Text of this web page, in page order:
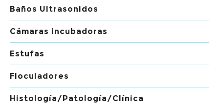
Baños Ultrasonidos
Cámaras incubadoras
Estufas
Floculadores
Histología/Patología/Clínica